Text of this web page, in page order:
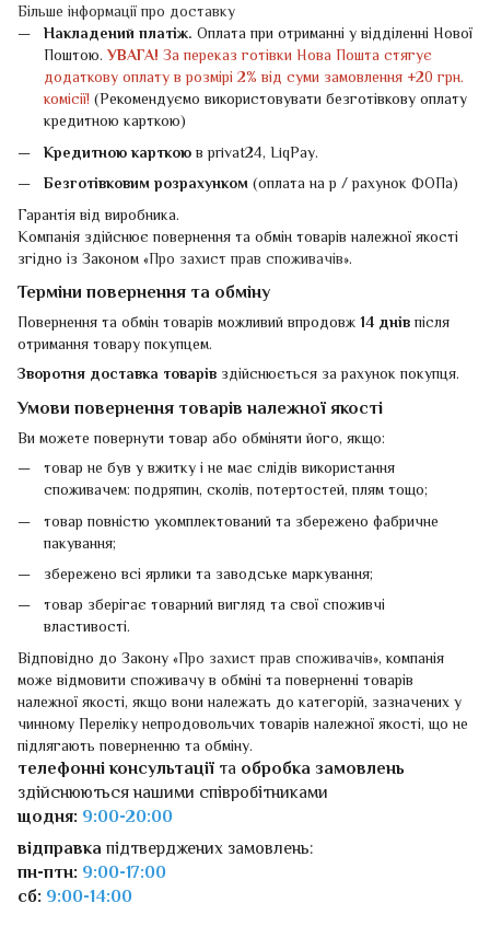
Більше інформації про доставку
Накладений платіж. Оплата при отриманні у відділенні Нової
Поштою.УВАГА! За переказ готівки Нова Пошта стягує
додаткову оплату в розмірі 2% від суми замовлення +20 грн.
комісії! (Рекомендуємо використовувати безготівкову оплату
кредитною карткою)
Кредитною карткоюв privat24, LiqPay.
Безготівковим розрахунком(оплата на р / рахунок ФОПа)
Гарантія від виробника.
Компанія здійснює повернення та обмін товарів належної якості
згідно із Законом «Про захист прав споживачів».
Терміни повернення та обміну
Повернення та обмін товарів можливий впродовж14 днівпісля
отримання товару покупцем.
Зворотня доставка товарів здійснюється за рахунок покупця.
Умови повернення товарів належної якості
Ви можете повернути товар або обміняти його, якщо:
товар не був у вжитку і не має слідів використання
споживачем: подряпин, сколів, потертостей, плям тощо;
товар повністю укомплектований та збережено фабричне
пакування;
збережено всі ярлики та заводське маркування;
товар зберігає товарний вигляд та свої споживчі
властивості.
Відповідно до Закону «Про захист прав споживачів», компанія
може відмовити споживачу в обміні та поверненні товарів
належної якості, якщо вони належать до категорій, зазначених у
чинному Переліку непродовольчих товарів належної якості, що не
підлягають поверненню та обміну.
телефонні консультації та обробка замовлень
здійснюються нашими співробітниками
щодня: 9:00-20:00
відправка підтверджених замовлень:
пн-птн: 9:00-17:00
сб: 9:00-14:00